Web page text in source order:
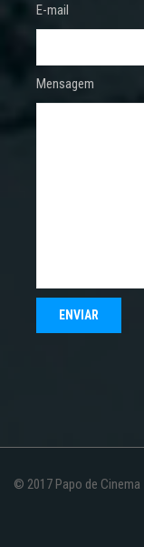
E-mail
Mensagem
© 2017 Papo de Cinema